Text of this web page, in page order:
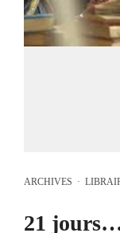
ARCHIVES ·
21